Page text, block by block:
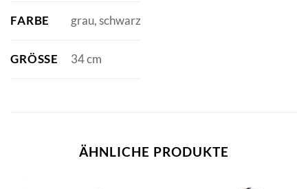
FARBE grau, schwarz
GRÖSSE 34 cm
ÄHNLICHE PRODUKTE